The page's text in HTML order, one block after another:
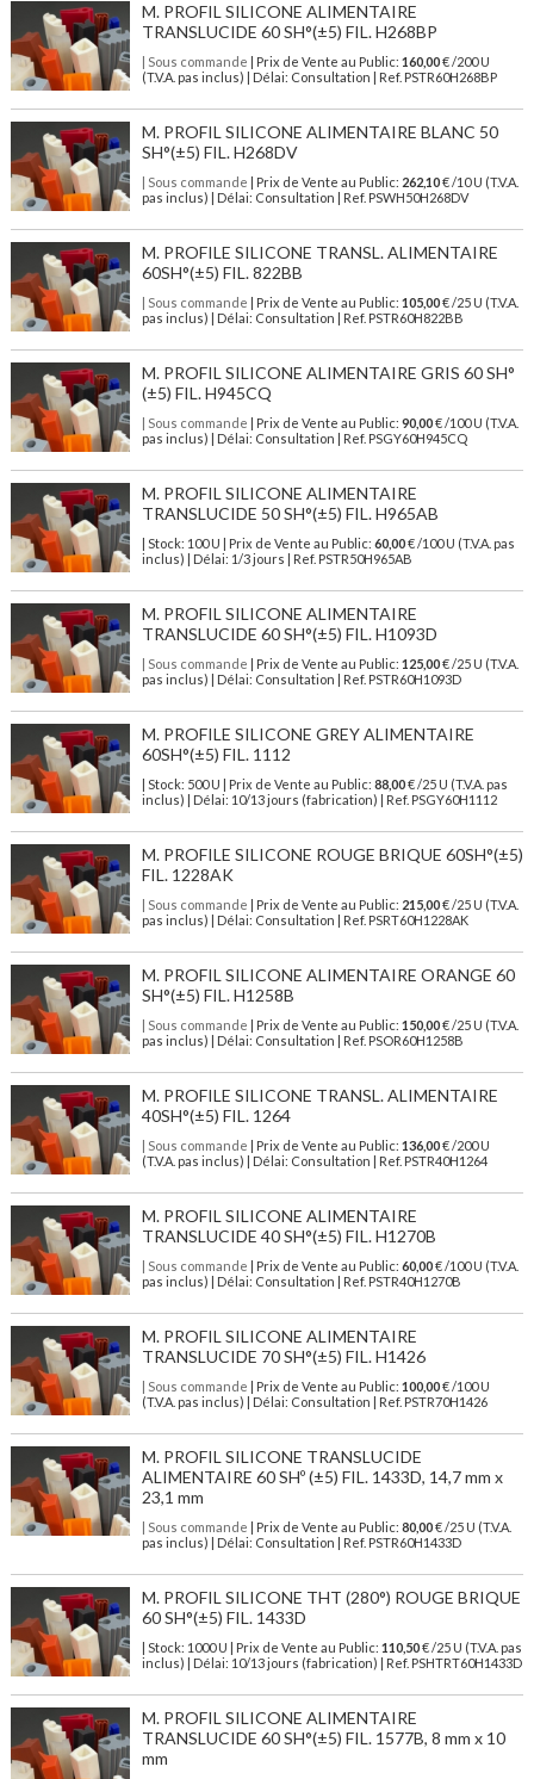
M. PROFIL SILICONE ALIMENTAIRE
TRANSLUCIDE 60 SH°(±5) FIL. H268BP
| Sous commande | Prix de Vente au Public: 160,00€ /200 U
(T.V.A. pas inclus) | Délai: Consultation | Ref. PSTR60H268BP
M. PROFIL SILICONE ALIMENTAIRE BLANC 50
SH°(±5) FIL. H268DV
| Sous commande | Prix de Vente au Public: 262,10€ /10 U (T.V.A.
pas inclus) | Délai: Consultation | Ref. PSWH50H268DV
M. PROFILE SILICONE TRANSL. ALIMENTAIRE
60SH°(±5) FIL. 822BB
| Sous commande | Prix de Vente au Public: 105,00€ /25 U (T.V.A.
pas inclus) | Délai: Consultation | Ref. PSTR60H822BB
M. PROFIL SILICONE ALIMENTAIRE GRIS 60 SH°
(±5) FIL. H945CQ
| Sous commande | Prix de Vente au Public: 90,00€ /100 U (T.V.A.
pas inclus) | Délai: Consultation | Ref. PSGY60H945CQ
M. PROFIL SILICONE ALIMENTAIRE
TRANSLUCIDE 50 SH°(±5) FIL. H965AB
| Stock: 100 U | Prix de Vente au Public: 60,00€/100 U (T.V.A. pas
inclus)
| Délai: 1/3 jours | Ref. PSTR50H965AB
M. PROFIL SILICONE ALIMENTAIRE
TRANSLUCIDE 60 SH°(±5) FIL. H1093D
| Sous commande | Prix de Vente au Public: 125,00€ /25 U (T.V.A.
pas inclus) | Délai: Consultation | Ref. PSTR60H1093D
M. PROFILE SILICONE GREY ALIMENTAIRE
60SH°(±5) FIL. 1112
| Stock: 500 U | Prix de Vente au Public: 88,00€/25 U (T.V.A. pas
inclus)
| Délai: 10/13 jours (fabrication) | Ref. PSGY60H1112
M. PROFILE SILICONE ROUGE BRIQUE 60SH°(±5)
FIL. 1228AK
| Sous commande | Prix de Vente au Public: 215,00€ /25 U (T.V.A.
pas inclus) | Délai: Consultation | Ref. PSRT60H1228AK
M. PROFIL SILICONE ALIMENTAIRE ORANGE 60
SH°(±5) FIL. H1258B
| Sous commande | Prix de Vente au Public: 150,00€ /25 U (T.V.A.
pas inclus) | Délai: Consultation | Ref. PSOR60H1258B
M. PROFILE SILICONE TRANSL. ALIMENTAIRE
40SH°(±5) FIL. 1264
| Sous commande | Prix de Vente au Public: 136,00€ /200 U
(T.V.A. pas inclus) | Délai: Consultation | Ref. PSTR40H1264
M. PROFIL SILICONE ALIMENTAIRE
TRANSLUCIDE 40 SH°(±5) FIL. H1270B
| Sous commande | Prix de Vente au Public: 60,00€ /100 U (T.V.A.
pas inclus) | Délai: Consultation | Ref. PSTR40H1270B
M. PROFIL SILICONE ALIMENTAIRE
TRANSLUCIDE 70 SH°(±5) FIL. H1426
| Sous commande | Prix de Vente au Public: 100,00€ /100 U
(T.V.A. pas inclus) | Délai: Consultation | Ref. PSTR70H1426
M. PROFIL SILICONE TRANSLUCIDE
ALIMENTAIRE 60 SHº (±5) FIL. 1433D, 14,7 mm x
23,1 mm
| Sous commande | Prix de Vente au Public: 80,00€ /25 U (T.V.A.
pas inclus) | Délai: Consultation | Ref. PSTR60H1433D
M. PROFIL SILICONE THT (280°) ROUGE BRIQUE
60 SH°(±5) FIL. 1433D
| Stock: 1000 U | Prix de Vente au Public: 110,50€/25 U (T.V.A. pas
inclus)
| Délai: 10/13 jours (fabrication) | Ref. PSHTRT60H1433D
M. PROFIL SILICONE ALIMENTAIRE
TRANSLUCIDE 60 SH°(±5) FIL. 1577B, 8 mm x 10
mm